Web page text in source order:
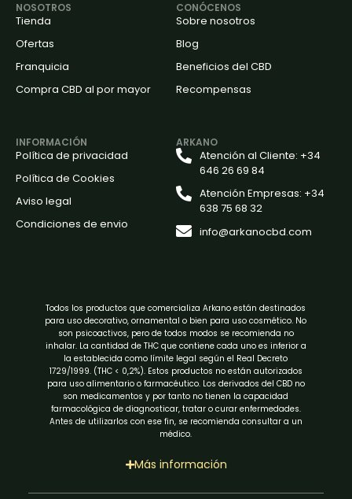
NOSOTROS
Tienda
Ofertas
Franquicia
Compra CBD al por mayor
CONÓCENOS
Sobre nosotros
Blog
Beneficios del CBD
Recompensas
INFORMACIÓN
Política de privacidad
Política de Cookies
Aviso legal
Condiciones de envio
ARKANO
Atención al Cliente: +34
646 26 69 84
Atención Empresas: +34
638 75 68 32
info@arkanocbd.com
Todos los productos que comercializa Arkano están destinados
para uso decorativo, ornamental o bien para uso cosmético. No
son psicoactivos, pero de todos modos se recomienda no
inhalar. La cantidad de THC que contiene cada uno es inferior a
la establecida como límite legal según el Real Decreto
1729/1999. (THC < 0,2%). Estos productos no están autorizados
para uso alimentario o farmacéutico. Los derivados del CBD no
son medicamentos y por tanto no tienen la capacidad
farmacológica de diagnosticar, tratar o curar enfermedades.
Antes de utilizarlos con ese fin, se recomienda consultar a un
médico.
Más información